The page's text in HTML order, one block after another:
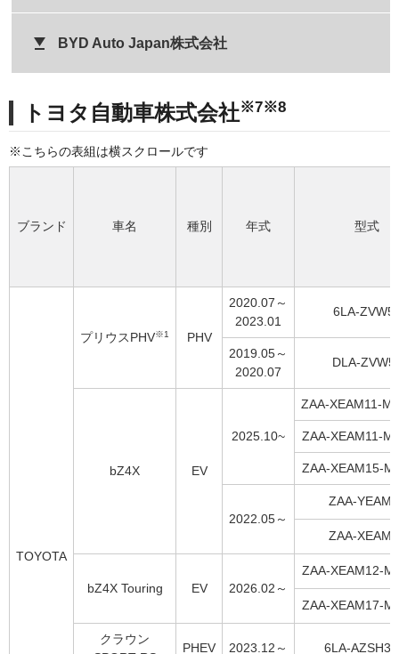
BYD Auto Japan株式会社
トヨタ自動車株式会社※7※8
ブランド 車名 種別 年式 型式
TOYOTA
プリウスPHV※1 PHV
2020.07～
2023.01
6LA-
2019.05～
2020.07
DLA-
bZ4X EV
2025.10~
ZAA-XEAM11-
ZAA-XEAM11-
ZAA-XEAM15-
2022.05～
ZAA-
ZAA-
bZ4X Touring EV 2026.02～
ZAA-XEAM12-
ZAA-XEAM17-
クラウン
PHEV 2023.12～ 6LA-